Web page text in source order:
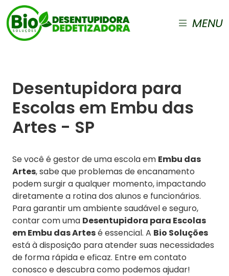
MENU
Desentupidora para
Escolas em Embu das
Artes - SP
Se você é gestor de uma escola em Embu das
Artes, sabe que problemas de encanamento
podem surgir a qualquer momento, impactando
diretamente a rotina dos alunos e funcionários.
Para garantir um ambiente saudável e seguro,
contar com uma Desentupidora para Escolas
em Embu das Artesé essencial. A Bio Soluções
está à disposição para atender suas necessidades
de forma rápida e eficaz. Entre em contato
conosco e descubra como podemos ajudar!